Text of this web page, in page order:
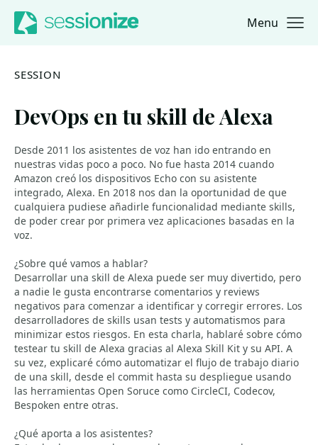
Jump to navigation
Jump to content Menu
SESSION
DevOps en tu skill de Alexa
Desde 2011 los asistentes de voz han ido entrando en
nuestras vidas poco a poco. No fue hasta 2014 cuando
Amazon creó los dispositivos Echo con su asistente
integrado, Alexa. En 2018 nos dan la oportunidad de que
cualquiera pudiese añadirle funcionalidad mediante skills,
de poder crear por primera vez aplicaciones basadas en la
voz.
¿Sobre qué vamos a hablar?
Desarrollar una skill de Alexa puede ser muy divertido, pero
a nadie le gusta encontrarse comentarios y reviews
negativos para comenzar a identificar y corregir errores. Los
desarrolladores de skills usan tests y automatismos para
minimizar estos riesgos. En esta charla, hablaré sobre cómo
testear tu skill de Alexa gracias al Alexa Skill Kit y su API. A
su vez, explicaré cómo automatizar el flujo de trabajo diario
de una skill, desde el commit hasta su despliegue usando
las herramientas Open Soruce como CircleCI, Codecov,
Bespoken entre otras.
¿Qué aporta a los asistentes?